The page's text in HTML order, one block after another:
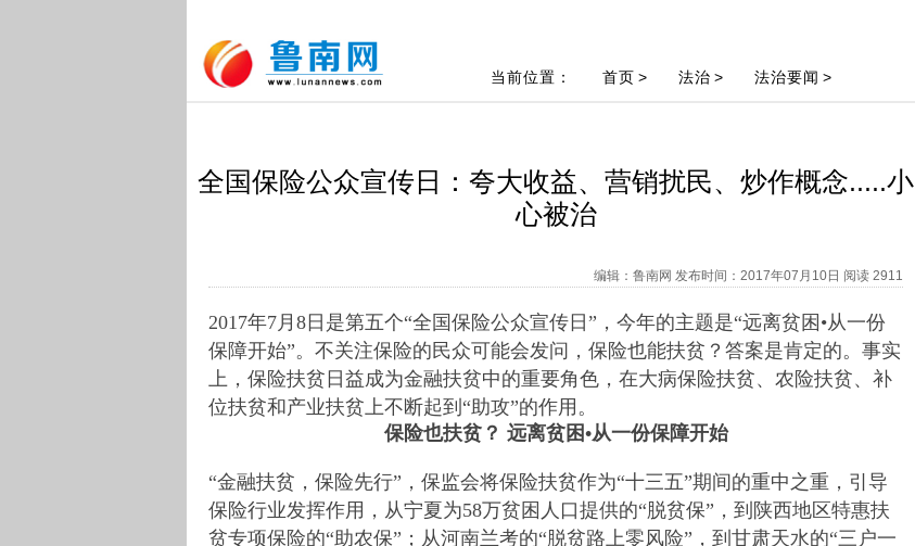
当前位置： 首页 > 法治 > 法治要闻 >
全国保险公众宣传日：夸大收益、营销扰民、炒作概念.....小
心被治
编辑：鲁南网 发布时间：2017年07月10日 阅读 2911
2017年7月8日是第五个“全国保险公众宣传日”，今年的主题是“远离贫困•从一份
保障开始”。不关注保险的民众可能会发问，保险也能扶贫？答案是肯定的。事实
上，保险扶贫日益成为金融扶贫中的重要角色，在大病保险扶贫、农险扶贫、补
位扶贫和产业扶贫上不断起到“助攻”的作用。
保险也扶贫？ 远离贫困•从一份保障开始
“金融扶贫，保险先行”，保监会将保险扶贫作为“十三五”期间的重中之重，引导
保险行业发挥作用，从宁夏为58万贫困人口提供的“脱贫保”，到陕西地区特惠扶
贫专项保险的“助农保”；从河南兰考的“脱贫路上零风险”，到甘肃天水的“三户一